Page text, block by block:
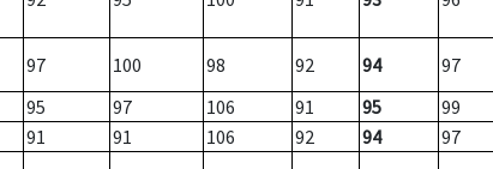
97 100 98 92 94
97
95 97 106 91 95
99
91 91 106 92 94
97